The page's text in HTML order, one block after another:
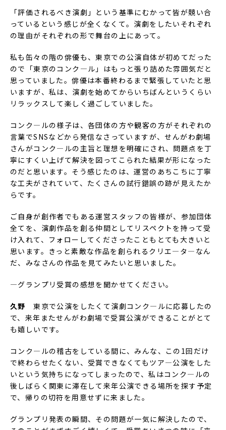
「評価されるべき演劇」という基準にむかって皆が競い合
っているという感じが全くなくて。演劇をしたいそれぞれ
の理由がそれぞれの形で舞台の上にあって。
私も缶々の階の俳優も、東京での公演自体が初めてだった
ので「東京のコンク―ル」はもっと張り詰めた雰囲気だと
思っていました。俳優は本番終わるまで緊張していたと思
いますが、私は、演劇を始めてからいちばんというくらい
リラックスして楽しく過ごしていました。
コンク―ルの様子は、各団体の方や観客の方がそれぞれの
言葉でSNSなどから発信なさっていますが、せんがわ劇場
さんがコンク―ルの主旨と理想を明確にされ、問題点を丁
寧にすくい上げて解決を図ってこられた結果が形になった
のだと思います。そう感じたのは、運営のあちこちに丁寧
な工夫がされていて、たくさんの試行錯誤の跡が見えたか
らです。
ご自身が創作者でもある運営スタッフの皆様が、参加団体
全てを、演劇作品を創る仲間としてリスペクトを持って受
け入れて、フォローしてくださったこともとても大きいと
思います。きっと素敵な作品を創られるクリエ―タ―なん
だ、みなさんの作品を見てみたいと思いました。
―グランプリ受賞の感想を聞かせてください。
久野 東京で公演をしたくて演劇コンク―ルに応募したの
で、来年またせんがわ劇場で受賞公演ができることがとて
も嬉しいです。
コンク―ルの稽古をしている間に、みんな、この1回だけ
で終わらせたくない、受賞できなくてもツア―公演をした
いという気持ちになってしまったので、私はコンク―ルの
後しばらく関東に滞在して来年公演できる場所を探す予定
で、帰りの切符を用意せずに来ました。
グランプリ発表の瞬間、その問題が一気に解決したので、